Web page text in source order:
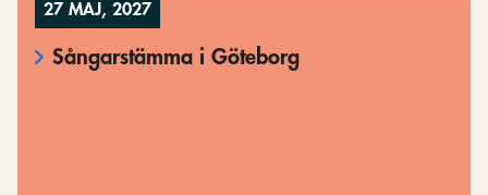
27 MAJ, 2027
Sångarstämma i Göteborg